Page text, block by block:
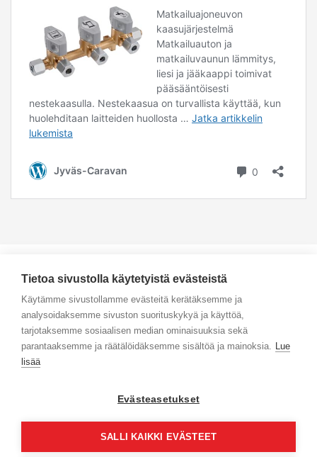
Yhteystiedot
Selaa tuotteita
Maksa turvallisesti
Tietoa sivustolla käytetyistä evästeistä
Käytämme sivustollamme evästeitä kerätäksemme ja
analysoidaksemme sivuston suorituskykyä ja käyttöä,
tarjotaksemme sosiaalisen median ominaisuuksia sekä
parantaaksemme ja räätälöidäksemme sisältöä ja mainoksia. Lue
lisää
Evästeasetukset
SALLI KAIKKI EVÄSTEET